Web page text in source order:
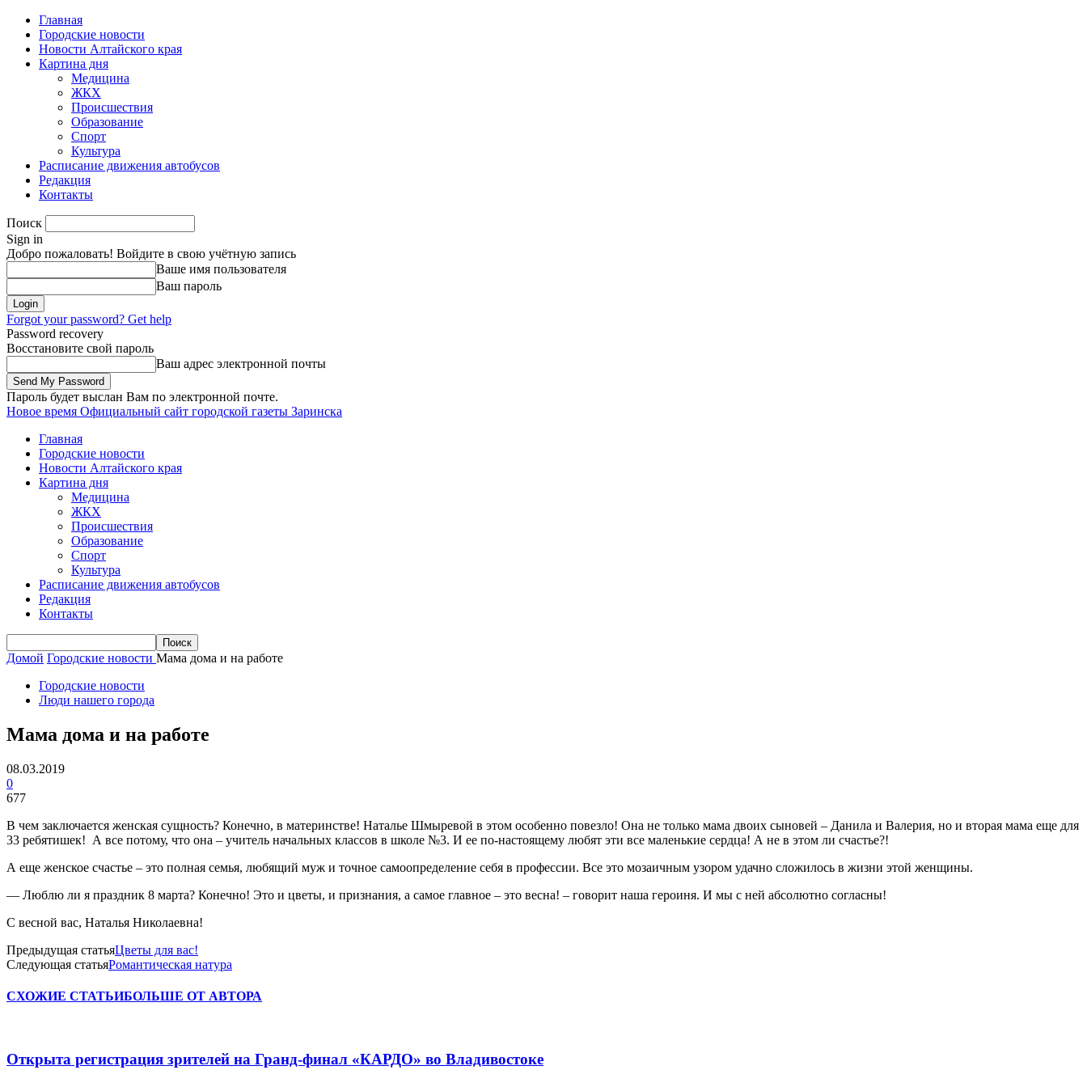
Главная
Городские новости
Новости Алтайского края
Картина дня
Медицина
ЖКХ
Происшествия
Образование
Спорт
Культура
Расписание движения автобусов
Редакция
Контакты
Поиск
Sign in
Добро пожаловать! Войдите в свою учётную запись
Ваше имя пользователя
Ваш пароль
Forgot your password? Get help
Password recovery
Восстановите свой пароль
Ваш адрес электронной почты
Пароль будет выслан Вам по электронной почте.
Новое время Официальный сайт городской газеты Заринска
Главная
Городские новости
Новости Алтайского края
Картина дня
Медицина
ЖКХ
Происшествия
Образование
Спорт
Культура
Расписание движения автобусов
Редакция
Контакты
Домой Городские новости Мама дома и на работе
Городские новости
Люди нашего города
Мама дома и на работе
08.03.2019
0
677
В чем заключается женская сущность? Конечно, в материнстве! Наталье Шмыревой в этом особенно повезло! Она не только мама двоих сыновей – Данила и Валерия, но и вторая мама еще для
33 ребятишек! А все потому, что она – учитель начальных классов в школе №3. И ее по-настоящему любят эти все маленькие сердца! А не в этом ли счастье?!
А еще женское счастье – это полная семья, любящий муж и точное самоопределение себя в профессии. Все это мозаичным узором удачно сложилось в жизни этой женщины.
— Люблю ли я праздник 8 марта? Конечно! Это и цветы, и признания, а самое главное – это весна! – говорит наша героиня. И мы с ней абсолютно согласны!
С весной вас, Наталья Николаевна!
Предыдущая статьяЦветы для вас!
Следующая статьяРомантическая натура
СХОЖИЕ СТАТЬИБОЛЬШЕ ОТ АВТОРА
Открыта регистрация зрителей на Гранд-финал «КАРДО» во Владивостоке